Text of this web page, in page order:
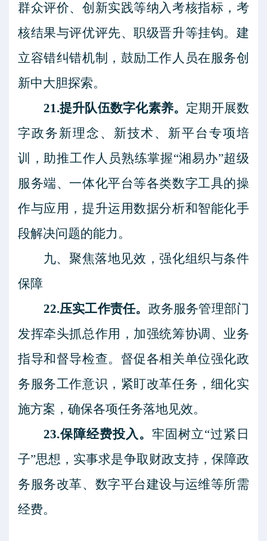
群众评价、创新实践等纳入考核指标，考
核结果与评优评先、职级晋升等挂钩。建
立容错纠错机制，鼓励工作人员在服务创
新中大胆探索。
21.提升队伍数字化素养。 定期开展数
字政务新理念、新技术、新平台专项培
训，助推工作人员熟练掌握“湘易办”超级
服务端、一体化平台等各类数字工具的操
作与应用，提升运用数据分析和智能化手
段解决问题的能力。
九、聚焦落地见效，强化组织与条件
保障
22.压实工作责任。 政务服务管理部门
发挥牵头抓总作用，加强统筹协调、业务
指导和督导检查。督促各相关单位强化政
务服务工作意识，紧盯改革任务，细化实
施方案，确保各项任务落地见效。
23.保障经费投入。 牢固树立“过紧日
子”思想，实事求是争取财政支持，保障政
务服务改革、数字平台建设与运维等所需
经费。